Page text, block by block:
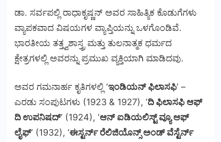
ಡಾ. ಸರ್ವಪಲ್ಲಿ ರಾಧಾಕೃಷ್ಣನ್ ಅವರ ಸಾಹಿತ್ಯಿಕ ಕೊಡುಗೆಗಳು
ವ್ಯಾಪಕವಾದ ವಿಷಯಗಳ ವ್ಯಾಪ್ತಿಯನ್ನು ಒಳಗೊಂಡಿವೆ.
ಭಾರತೀಯ ತತ್ತ್ವಶಾಸ್ತ್ರ ಮತ್ತು ತುಲನಾತ್ಮಕ ಧರ್ಮದ
ಕ್ಷೇತ್ರಗಳಲ್ಲಿ ಅವರನ್ನು ಪ್ರಮುಖ ವ್ಯಕ್ತಿಯಾಗಿ ಮಾಡಿದವು.
ಅವರ ಗಮನಾರ್ಹ ಕೃತಿಗಳಲ್ಲಿ ‘ಇಂಡಿಯನ್ ಫಿಲಾಸಫಿ‘ –
ಎರಡು ಸಂಪುಟಗಳು (1923 & 1927), ‘ದಿ ಫಿಲಾಸಫಿ ಆಫ್
ದಿ ಉಪನಿಷದ್‘ (1924), ‘ಆನ್ ಐಡಿಯಲಿಸ್ಟ್ ವ್ಯೂ ಆಫ್
ಲೈಫ್‘ (1932), ‘ಈಸ್ಟರ್ನ್ ರೆಲಿಜಿಯೊನ್ಸ್ ಅಂಡ್ ವೆಸ್ಟೆರ್ನ್